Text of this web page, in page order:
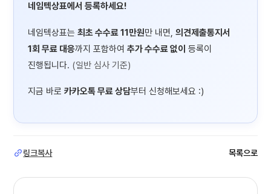
네임텍상표에서 등록하세요!
네임텍상표는 최초 수수료 11만원만 내면, 의견제출통지서
1회 무료 대응까지 포함하여 추가 수수료 없이 등록이
진행됩니다. (일반 심사 기준)
지금 바로 카카오톡 무료 상담부터 신청해보세요 :)
링크복사 목록으로